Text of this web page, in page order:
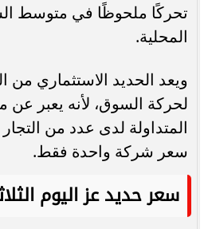
تحركًا ملحوظًا في متوسط
المحلية.
ويعد الحديد الاستثماري
لحركة السوق، لأنه يعبر عن
المتداولة لدى عدد من
سعر شركة واحدة فقط.
سعر حديد عز اليوم